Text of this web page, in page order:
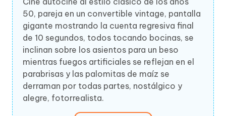
50, pareja en un convertible vintage, pantalla
gigante mostrando la cuenta regresiva final
de 10 segundos, todos tocando bocinas, se
inclinan sobre los asientos para un beso
mientras fuegos artificiales se reflejan en el
parabrisas y las palomitas de maíz se
derraman por todas partes, nostálgico y
alegre, fotorrealista.